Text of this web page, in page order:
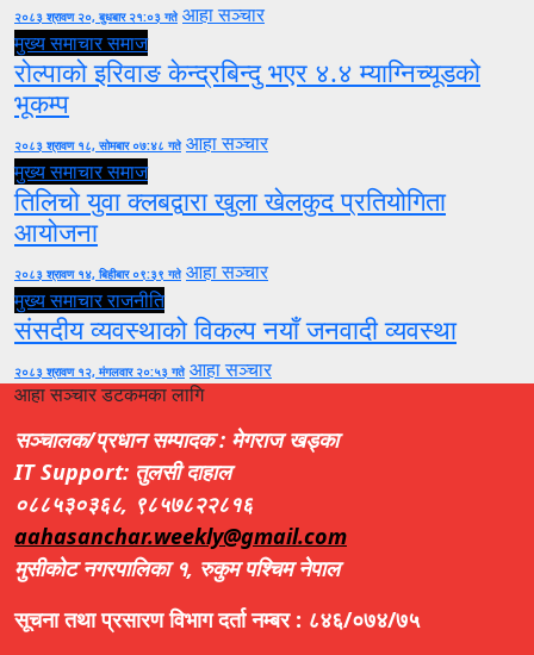
२०८३ श्रावण २०, बुधबार २१:०३ गते आहा सञ्चार
मुख्य समाचारसमाज
रोल्पाको इरिवाङ केन्द्रबिन्दु भएर ४.४ म्याग्निच्यूडको
भूकम्प
२०८३ श्रावण १८, सोमबार ०७:४८ गते आहा सञ्चार
मुख्य समाचारसमाज
तिलिचो युवा क्लबद्वारा खुला खेलकुद प्रतियोगिता
आयोजना
२०८३ श्रावण १४, बिहीबार ०९:३९ गते आहा सञ्चार
मुख्य समाचारराजनीति
संसदीय व्यवस्थाको विकल्प नयाँ जनवादी व्यवस्था
२०८३ श्रावण १२, मंगलवार २०:५३ गते आहा सञ्चार
आहा सञ्चार डटकमका लागि
सञ्चालक/प्रधान सम्पादक : मेगराज खड्का
IT Support: तुलसी दाहाल
०८८५३०३६८, ९८५७८२२८१६
aahasanchar.weekly@gmail.com
मुसीकोट नगरपालिका १, रुकुम पश्चिम नेपाल
सूचना तथा प्रसारण विभाग दर्ता नम्बर : ८४६/०७४/७५